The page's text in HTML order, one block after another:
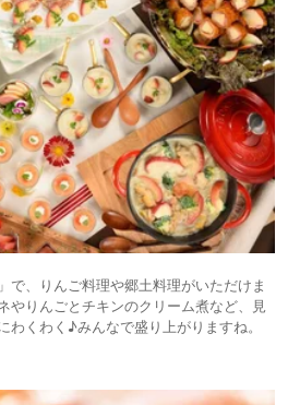
で、りんご料理や郷土料理がいただけま
やりんごとチキンのクリーム煮など、見
わくわく♪みんなで盛り上がりますね。